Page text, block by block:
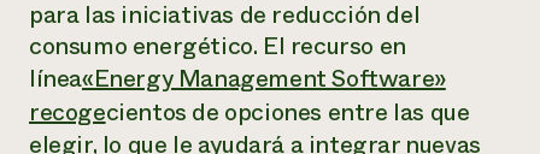
para las iniciativas de reducción del
consumo energético. El recurso en
línea«Energy Management Software»
recogecientos de opciones entre las que
elegir, lo que le ayudará a integrar nuevas